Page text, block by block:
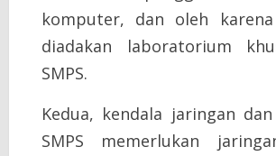
komputer, dan oleh
diadakan laboratorium
SMPS.
Kedua, kendala jaringan
SMPS memerlukan